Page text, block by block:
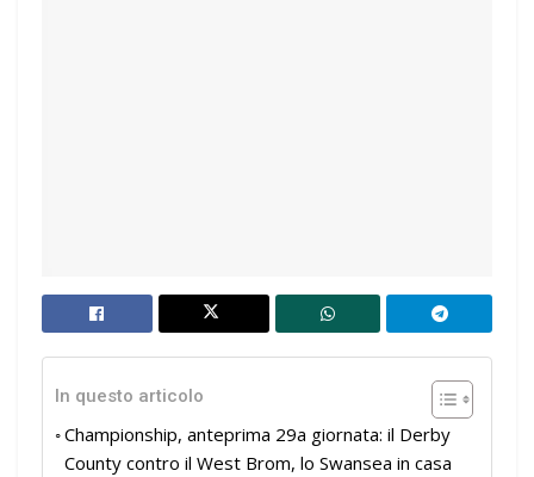
In questo articolo
Championship, anteprima 29a giornata: il Derby
County contro il West Brom, lo Swansea in casa